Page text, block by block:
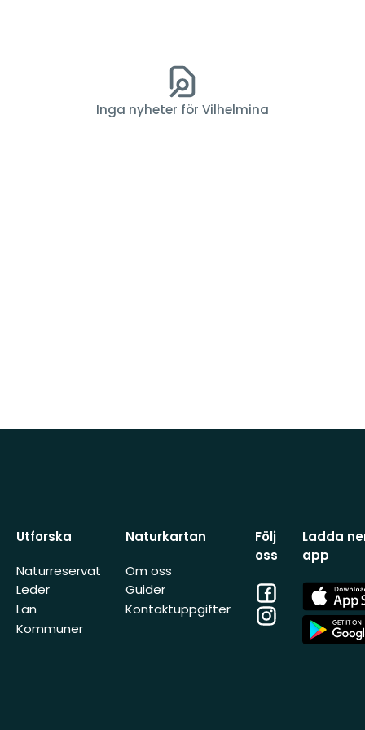
Inga nyheter för Vilhelmina
Utforska
Naturreservat
Leder
Län
Kommuner
Naturkartan
Om oss
Guider
Kontaktuppgifter
Följ
oss
Facebook
Instagram
Ladda
app
App
Store
App
Store